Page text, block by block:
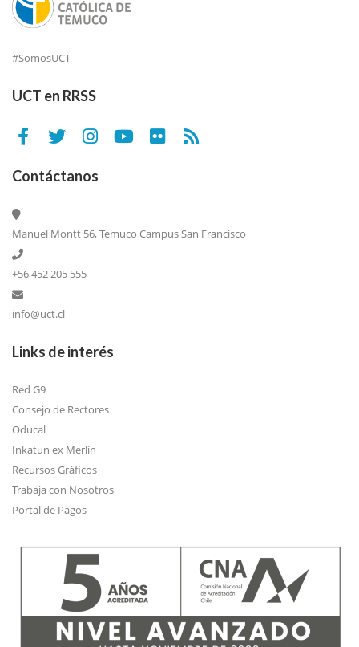
#SomosUCT
UCT en RRSS
Contáctanos
Manuel Montt 56, Temuco Campus San Francisco
+56 452 205 555
info@uct.cl
Links de interés
Red G9
Consejo de Rectores
Oducal
Inkatun ex Merlín
Recursos Gráficos
Trabaja con Nosotros
Portal de Pagos